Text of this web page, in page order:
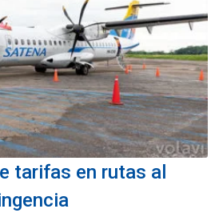
tarifas en rutas al